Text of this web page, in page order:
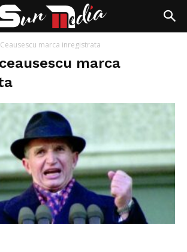
Ceausescu marca inregistrata
marca